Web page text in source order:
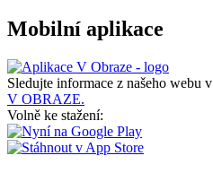
Mobilní aplikace
Sledujte informace z našeho webu v
V OBRAZE.
Volně ke stažení: